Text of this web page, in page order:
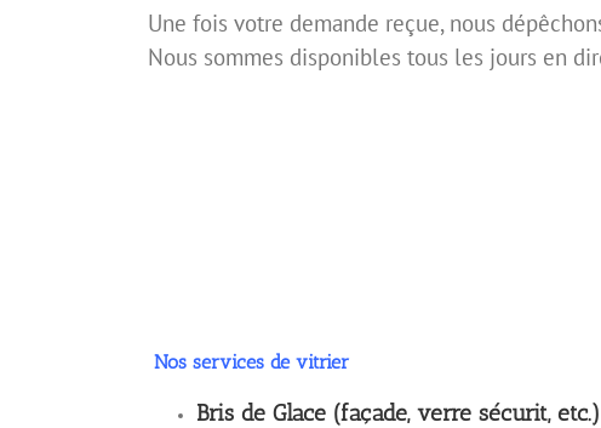
Une fois votre demande reçue, nous
Nous sommes disponibles tous les jours en
Nos services de vitrier
Bris de Glace (façade, verre sécurit, etc.)